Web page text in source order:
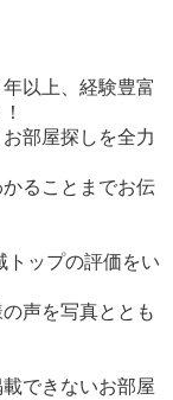
以上、経験豊富
部屋探しを全力
かることまでお伝
ップの評価をい
声を写真ととも
できないお部屋